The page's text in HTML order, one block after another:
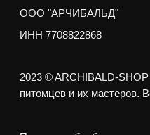
Груминг выполняется
Академии Груминга Арчибальд,
Услуги можно получить в
м. Аэропорт,